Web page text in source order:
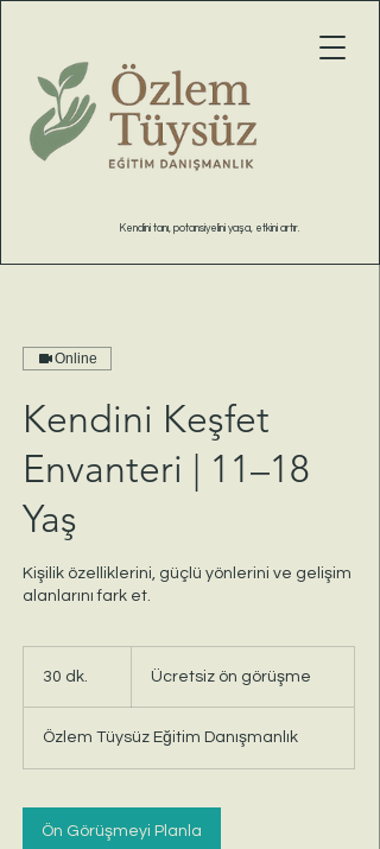
Kendini tanı, potansiyelini yaşa, etkini artır.
Kendini Keşfet
Envanteri | 11–18
Yaş
Online
Kendini Keşfet
Envanteri | 11–18
Yaş
Kişilik özelliklerini, güçlü yönlerini ve gelişim
alanlarını fark et.
30 dk.
k
.
görüşme
Ücretsiz ön görüşme
Özlem Tüysüz Eğitim Danışmanlık
Ön Görüşmeyi Planla